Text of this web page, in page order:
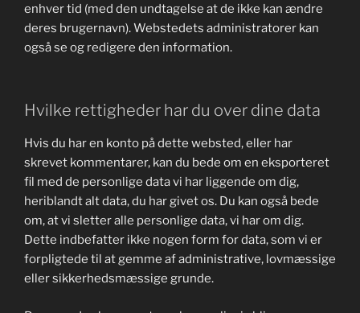
enhver tid (med den undtagelse at de ikke kan ændre
deres brugernavn). Webstedets administratorer kan
også se og redigere den information.
Hvilke rettigheder har du over dine data
Hvis du har en konto på dette websted, eller har
skrevet kommentarer, kan du bede om en eksporteret
fil med de personlige data vi har liggende om dig,
heriblandt alt data, du har givet os. Du kan også bede
om, at vi sletter alle personlige data, vi har om dig.
Dette indbefatter ikke nogen form for data, som vi er
forpligtede til at gemme af administrative, lovmæssige
eller sikkerhedsmæssige grunde.